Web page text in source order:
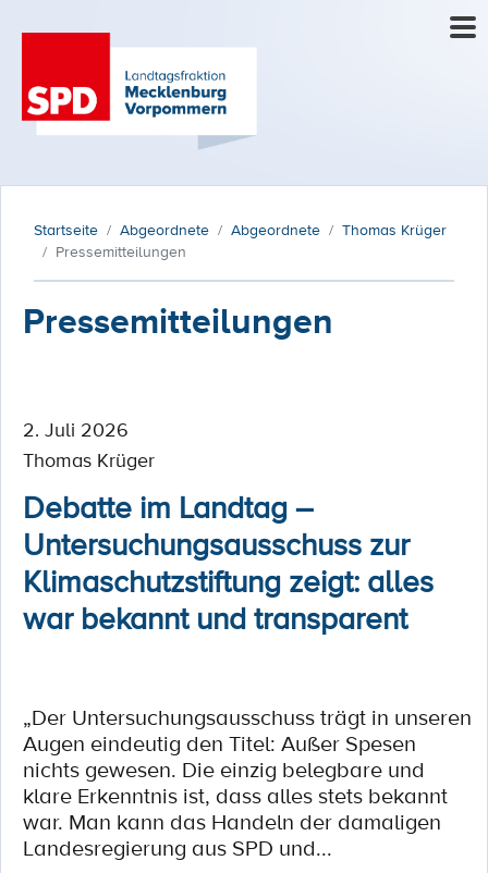
Startseite Abgeordnete Abgeordnete
Thomas Krüger
Pressemitteilungen
Pressemitteilungen
2. Juli 2026
Thomas Krüger
Debatte im Landtag –
Untersuchungsausschuss zur
Klimaschutzstiftung zeigt: alles
war bekannt und transparent
„Der Untersuchungsausschuss trägt in unseren
Augen eindeutig den Titel: Außer Spesen
nichts gewesen. Die einzig belegbare und
klare Erkenntnis ist, dass alles stets bekannt
war. Man kann das Handeln der damaligen
Landesregierung aus SPD und...